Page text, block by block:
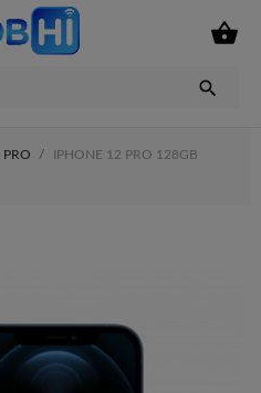


PRO
IPHONE 12 PRO 128GB